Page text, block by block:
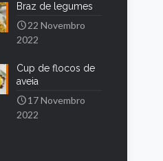
Braz de legumes
22 Novembro
2022
Cup de flocos de
aveia
17 Novembro
2022